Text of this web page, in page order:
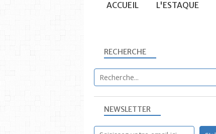
ACCUEIL L'ESTAQUE
NEWSLETTER
RECHERCHE